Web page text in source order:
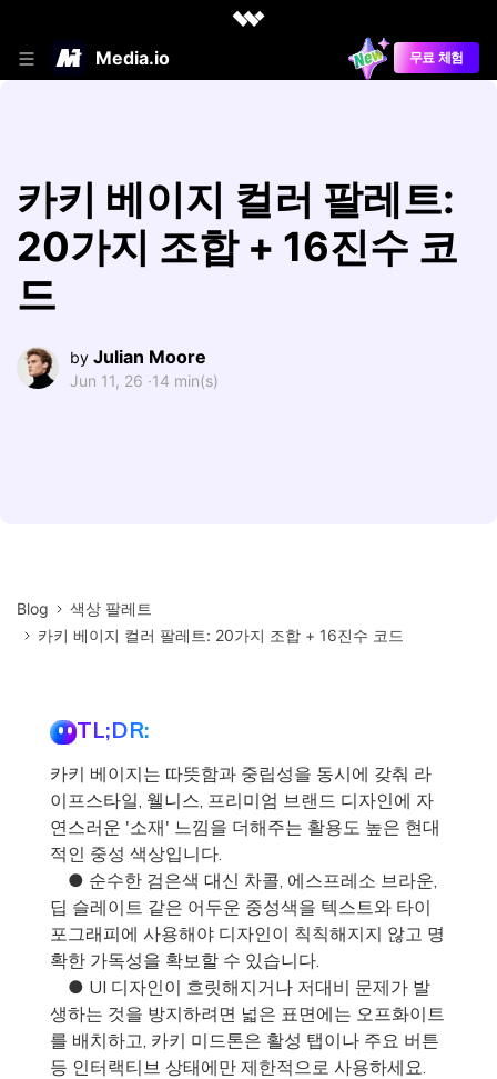
Media.io 무료 체험
카키 베이지 컬러 팔레트:
20가지 조합 + 16진수 코
드
by Julian Moore
Jun 11, 26 ·14 min(s)
Blog
색상 팔레트
카키 베이지 컬러 팔레트: 20가지 조합 + 16진수 코드
TL;DR:
카키 베이지는 따뜻함과 중립성을 동시에 갖춰 라
이프스타일, 웰니스, 프리미엄 브랜드 디자인에 자
연스러운 '소재' 느낌을 더해주는 활용도 높은 현대
적인 중성 색상입니다.
● 순수한 검은색 대신 차콜, 에스프레소 브라운,
딥 슬레이트 같은 어두운 중성색을 텍스트와 타이
포그래피에 사용해야 디자인이 칙칙해지지 않고 명
확한 가독성을 확보할 수 있습니다.
● UI 디자인이 흐릿해지거나 저대비 문제가 발
생하는 것을 방지하려면 넓은 표면에는 오프화이트
를 배치하고, 카키 미드톤은 활성 탭이나 주요 버튼
등 인터랙티브 상태에만 제한적으로 사용하세요.